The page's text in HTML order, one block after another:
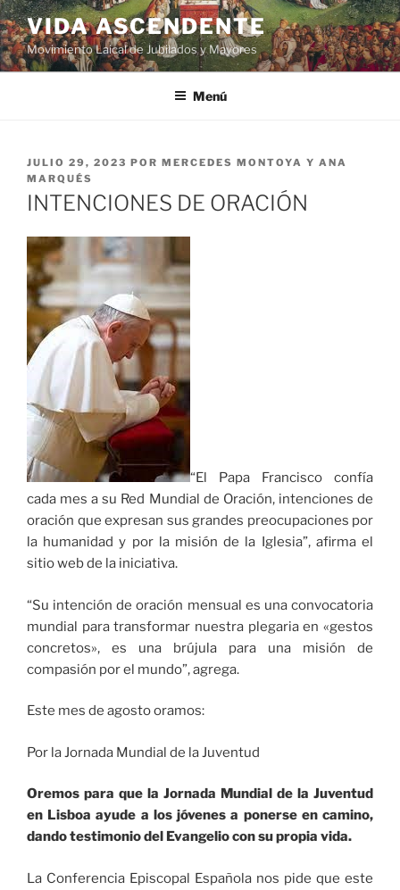
VIDA ASCENDENTE
Movimiento Laical de Jubilados y Mayores
Menú
JULIO 29, 2023 POR MERCEDES MONTOYA Y ANA
MARQUÉS
INTENCIONES DE ORACIÓN
“El Papa Francisco confía
cada mes a su Red Mundial de Oración, intenciones de
oración que expresan sus grandes preocupaciones por
la humanidad y por la misión de la Iglesia”, afirma el
sitio web de la iniciativa.
“Su intención de oración mensual es una convocatoria
mundial para transformar nuestra plegaria en «gestos
concretos», es una brújula para una misión de
compasión por el mundo”, agrega.
Este mes de agosto oramos:
Por la Jornada Mundial de la Juventud
Oremos para que la Jornada Mundial de la Juventud
en Lisboa ayude a los jóvenes a ponerse en camino,
dando testimonio del Evangelio con su propia vida.
La Conferencia Episcopal Española nos pide que este